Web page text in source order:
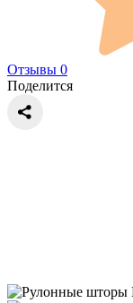
Отзывы 0
Поделится